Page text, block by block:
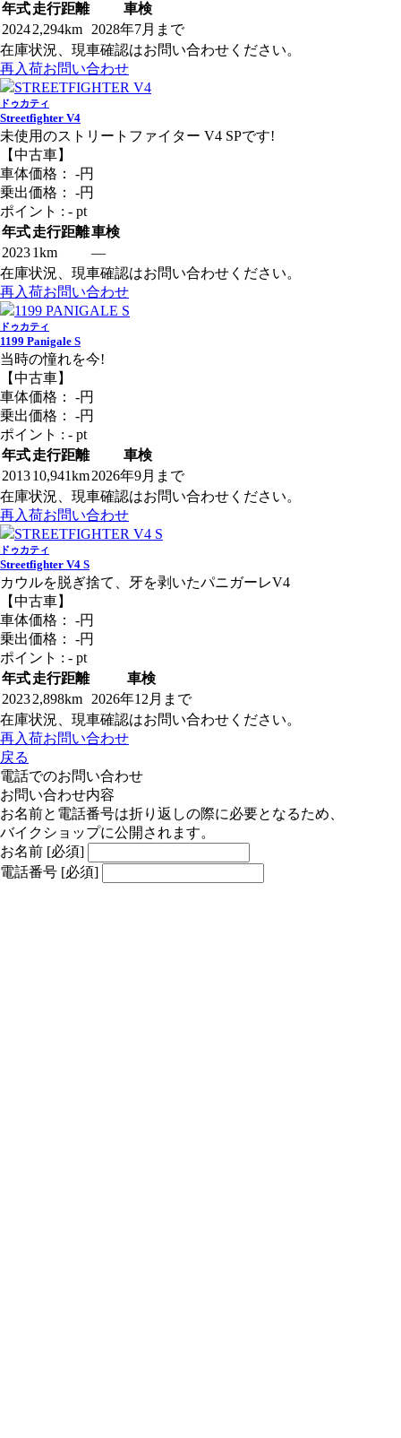
年式走行距離
車検
20242,294km
2028年7月まで
在庫状況、現車確認はお問い合わせください。
再入荷お問い合わせ
ドゥカティ
Streetfighter V4
未使用のストリートファイター V4 SPです!
【中古車】
車体価格： -円
乗出価格： -円
ポイント : - pt
年式走行距離車検
20231km
―
在庫状況、現車確認はお問い合わせください。
再入荷お問い合わせ
ドゥカティ
1199 Panigale S
当時の憧れを今!
【中古車】
車体価格： -円
乗出価格： -円
ポイント : - pt
年式走行距離
車検
201310,941km2026年9月まで
在庫状況、現車確認はお問い合わせください。
再入荷お問い合わせ
ドゥカティ
Streetfighter V4 S
カウルを脱ぎ捨て、牙を剥いたパニガーレV4
【中古車】
車体価格： -円
乗出価格： -円
ポイント : - pt
年式走行距離
車検
20232,898km
2026年12月まで
在庫状況、現車確認はお問い合わせください。
再入荷お問い合わせ
戻る
電話でのお問い合わせ
お問い合わせ内容
お名前と電話番号は折り返しの際に必要となるため、
バイクショップに公開されます。
お名前 [必須]
電話番号 [必須]